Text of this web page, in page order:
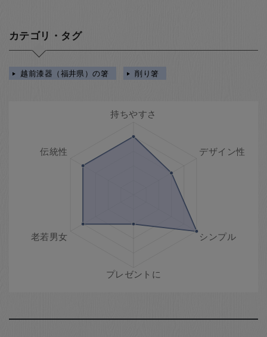
カテゴリ・タグ
越前漆器（福井県）の箸 削り箸